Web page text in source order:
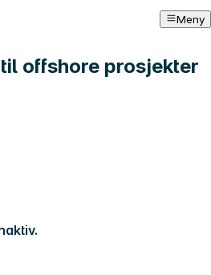
Meny
offshore prosjekter